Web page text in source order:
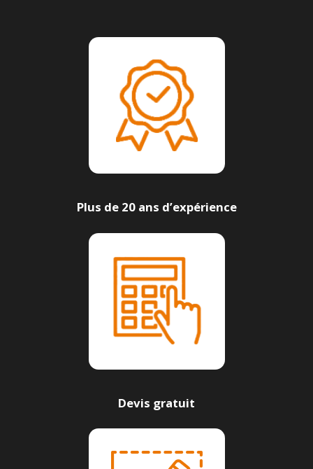
Plus de 20 ans d’expérience
Devis gratuit